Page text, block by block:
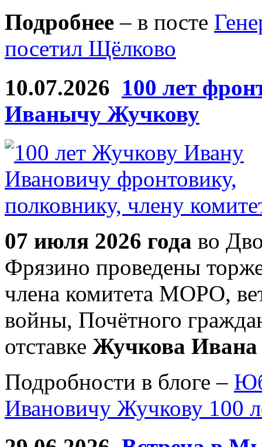
Подробнее – в посте
посетил Щёлково
10.07.2026 100 лет
Иванычу Жучкову
07 июля 2026 года во
Фрязино проведены
члена комитета МОРО,
войны, Почётного
отставке Жучкова
Подробности в блоге –
Ивановичу Жучкову 100